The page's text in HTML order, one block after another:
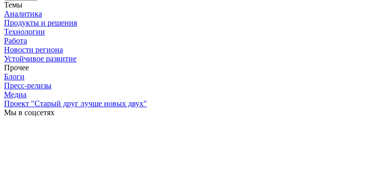
Темы
Аналитика
Продукты и решения
Технологии
Работа
Новости региона
Устойчивое развитие
Прочее
Блоги
Пресс-релизы
Медиа
Проект "Старый друг лучше новых двух"
Мы в соцсетях